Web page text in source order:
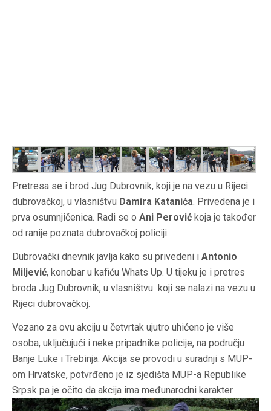
Pretresa se i brod Jug Dubrovnik, koji je na vezu u Rijeci
dubrovačkoj, u vlasništvu Damira Katanića. Privedena je i
prva osumnjičenica. Radi se o Ani Perović koja je također
od ranije poznata dubrovačkoj policiji.
Dubrovački dnevnik javlja kako su privedeni i Antonio
Miljević, konobar u kafiću Whats Up. U tijeku je i pretres
broda Jug Dubrovnik, u vlasništvu koji se nalazi na vezu u
Rijeci dubrovačkoj.
Vezano za ovu akciju u četvrtak ujutro uhićeno je više
osoba, uključujući i neke pripadnike policije, na području
Banje Luke i Trebinja. Akcija se provodi u suradnji s MUP-
om Hrvatske, potvrđeno je iz sjedišta MUP-a Republike
Srpsk pa je očito da akcija ima međunarodni karakter.